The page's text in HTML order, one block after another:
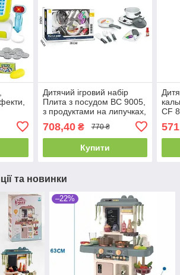
Дитячий ігровий набір
Плита з посудом BC 9005,
з продуктами на липучках,
708,40₴ 770 ₴
Купити
CF
та новинки
–22%